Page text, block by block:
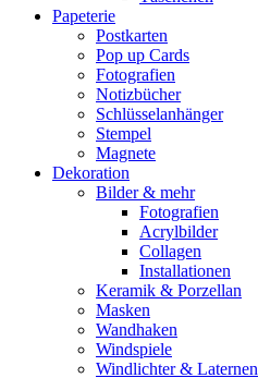
Papeterie
Postkarten
Pop up Cards
Fotografien
Notizbücher
Schlüsselanhänger
Stempel
Magnete
Dekoration
Bilder & mehr
Fotografien
Acrylbilder
Collagen
Installationen
Keramik & Porzellan
Masken
Wandhaken
Windspiele
Windlichter & Laternen